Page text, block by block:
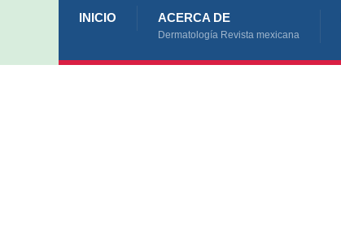
INICIO ACERCA DE
Dermatología Revista mexicana